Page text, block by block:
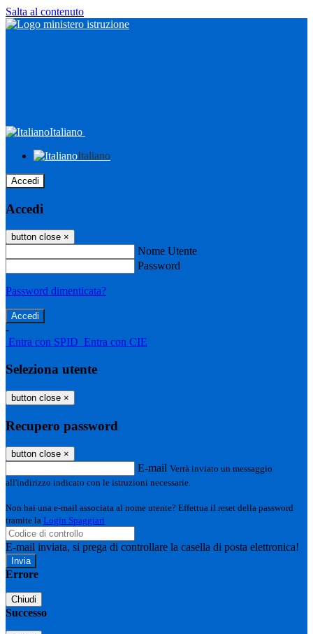
Salta al contenuto
Italiano
Italiano
Accedi
Accedi
button close ×
Nome Utente
Password
Password dimenticata?
-
Entra con SPID Entra con CIE
Seleziona utente
button close ×
Recupero password
button close ×
E-mail Verrà inviato un messaggio
all'indirizzo indicato con le istruzioni necessarie.
Non hai una e-mail associata al nome utente? Effettua il reset della password
tramite la Login Spaggiari
E-mail inviata, si prega di controllare la casella di posta elettronica!
Errore
Chiudi
Successo